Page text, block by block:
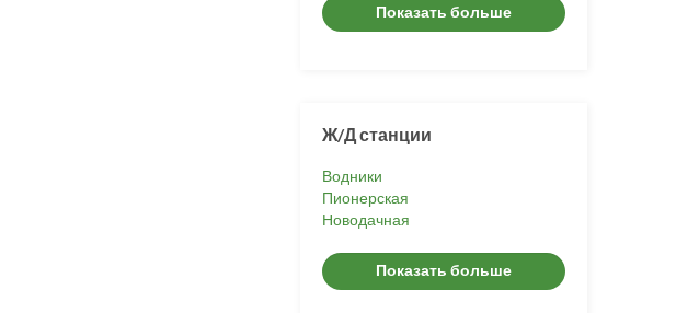
Показать больше
Ж/Д станции
Водники
Пионерская
Новодачная
Показать больше